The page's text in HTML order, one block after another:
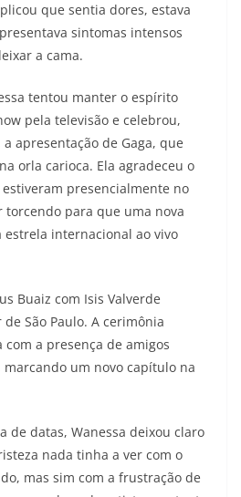
que sentia dores, estava
sintomas intensos
a cama.
tentou manter o espírito
pela televisão e celebrou,
apresentação de Gaga, que
orla carioca. Ela agradeceu o
presencialmente no
torcendo para que uma nova
internacional ao vivo
Buaiz com Isis Valverde
São Paulo. A cerimônia
a presença de amigos
um novo capítulo na
de datas, Wanessa deixou claro
nada tinha a ver com o
mas sim com a frustração de